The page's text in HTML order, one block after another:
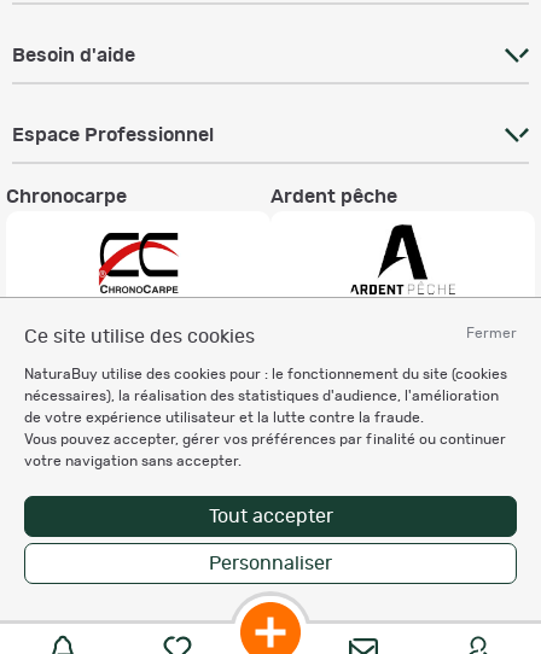
Fermer
Ce site utilise des cookies
NaturaBuy utilise des cookies pour : le fonctionnement du site (cookies
nécessaires), la réalisation des statistiques d'audience, l'amélioration
de votre expérience utilisateur et la lutte contre la fraude.
Vous pouvez accepter, gérer vos préférences par finalité ou continuer
votre navigation sans accepter.
Tout accepter
Personnaliser
Besoin d'aide
Espace Professionnel
Chronocarpe Ardent pêche
Charte éthique
Mentions légales
Règlement & Conditions d'utilisation
Politique de protection
des données personnelles
Personnalisation des cookies
Copyright © 2007-2026 NaturaBuy. Tous droits réservés. N°CNIL: 1239459.
Les marques commerciales mentionnées appartiennent à leurs propriétaires
respectifs in 0.065 s
Suggestions de recherche